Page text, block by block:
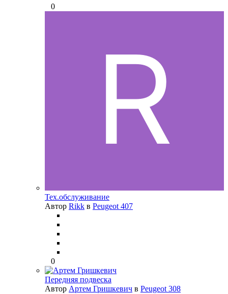
0
Тех.обслуживание
Автор Rikk в Peugeot 407
0
Передняя подвеска
Автор Артем Гришкевич в Peugeot 308